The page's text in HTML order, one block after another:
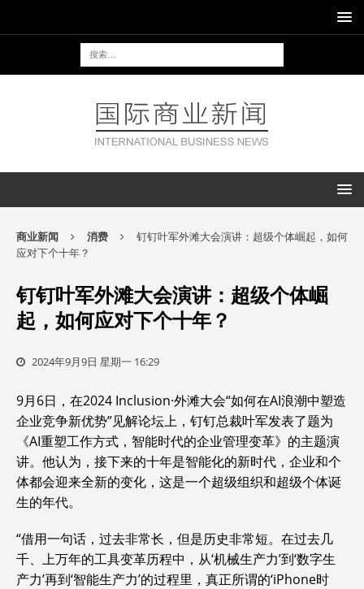
商业新闻 消费
钉钉叶军外滩大会演讲：超级个体崛起，如何
应对下个十年？
钉钉叶军外滩大会演讲：超级个体崛
起，如何应对下个十年？
2024年9月9日 星期一 16:29
9月6日，在2024 Inclusion·外滩大会“如何在AI浪潮中塑造
企业竞争新优势”见解论坛上，钉钉总裁叶军发表了题为
《AI重塑工作方式，智能时代的企业管理变革》的主题演
讲。他认为，接下来的十年是智能化的新时代，企业和个
体都会迎来全新的变化，这是一个超级组织和超级个体诞
生的年代。
“借用一句话，过去非常长，但是历史非常短。在过去几
千、上万年的工具变革历程中，从‘机械生产力’到‘数字生
产力’再到‘智能生产力’的过程里，真正所谓的‘iPhone时